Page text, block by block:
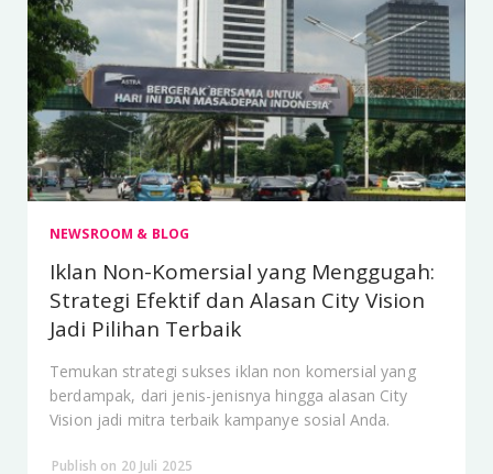
NEWSROOM & BLOG
Iklan Non-Komersial yang Menggugah:
Strategi Efektif dan Alasan City Vision
Jadi Pilihan Terbaik
Temukan strategi sukses iklan non komersial yang
berdampak, dari jenis-jenisnya hingga alasan City
Vision jadi mitra terbaik kampanye sosial Anda.
Publish on 20 Juli 2025